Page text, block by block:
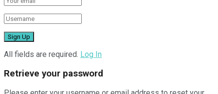
All fields are required. Log In
Retrieve your password